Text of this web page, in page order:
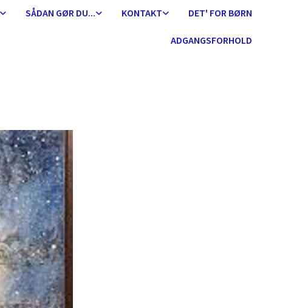
SÅDAN GØR DU... KONTAKT DET' FOR BØRN
ADGANGSFORHOLD